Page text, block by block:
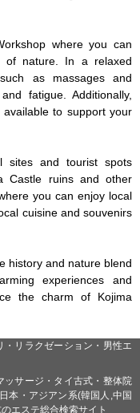
where you can
of nature. In a relaxed
as massages and
fatigue. Additionally,
to support your
sites and tourist spots
Castle ruins and other
you can enjoy local
cuisine and souvenirs
history and nature blend
experiences and
the charm of Kojima
リラクゼーション・男性エ
ッサージ・タイ古式・整体院
本・アジアン系(韓国人,中国
エステ総合検索サイト